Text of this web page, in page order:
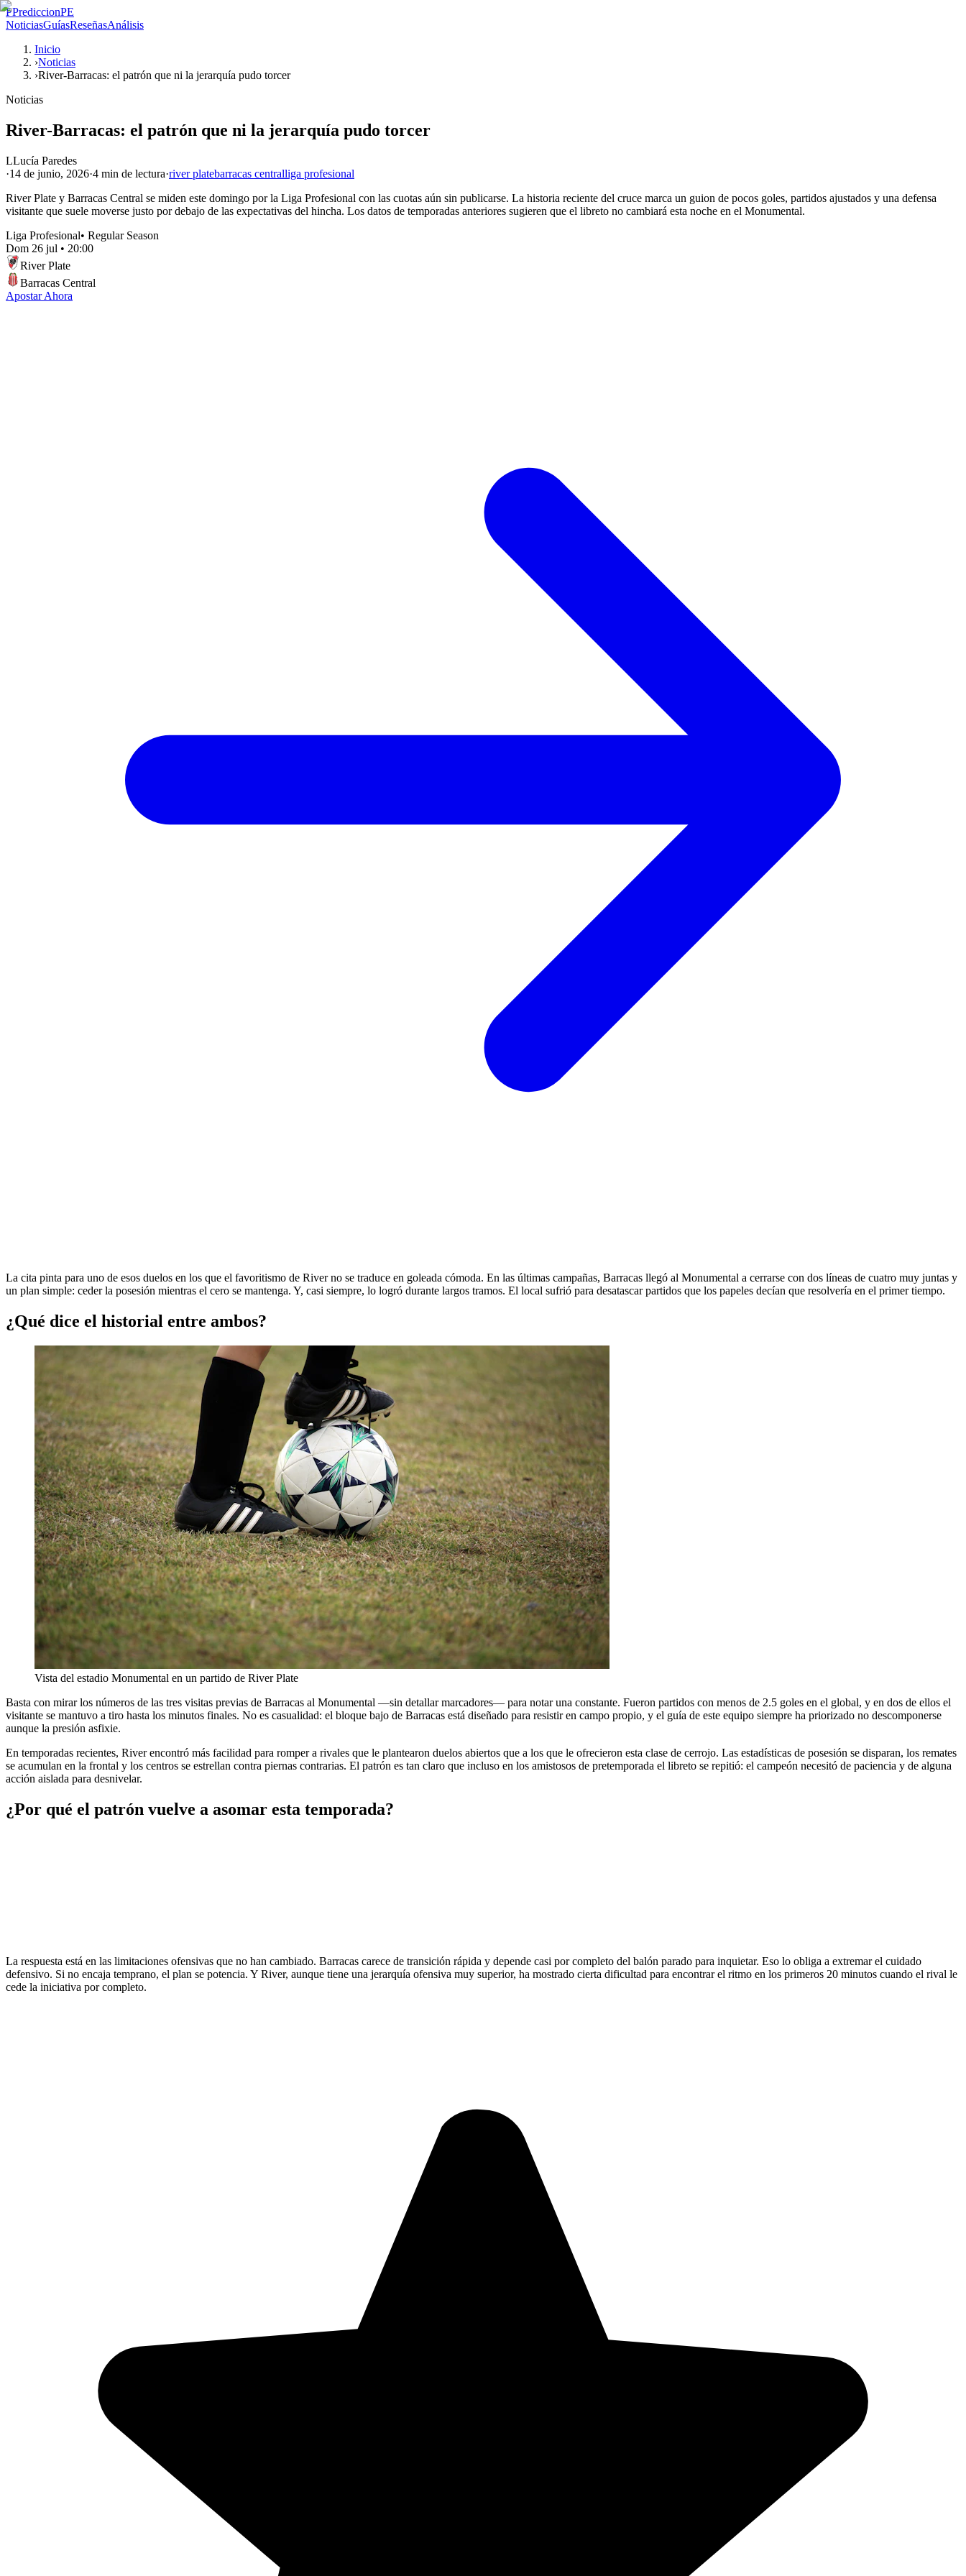
PPrediccionPE
NoticiasGuíasReseñasAnálisis
Inicio
›Noticias
›River-Barracas: el patrón que ni la jerarquía pudo torcer
Noticias
River-Barracas: el patrón que ni la jerarquía pudo torcer
LLucía Paredes
·14 de junio, 2026·4 min de lectura·river platebarracas centralliga profesional
River Plate y Barracas Central se miden este domingo por la Liga Profesional con las cuotas aún sin publicarse. La historia reciente del cruce marca un guion de pocos goles, partidos ajustados y una defensa
visitante que suele moverse justo por debajo de las expectativas del hincha. Los datos de temporadas anteriores sugieren que el libreto no cambiará esta noche en el Monumental.
Liga Profesional• Regular Season
Dom 26 jul • 20:00
River Plate
Barracas Central
Apostar Ahora
La cita pinta para uno de esos duelos en los que el favoritismo de River no se traduce en goleada cómoda. En las últimas campañas, Barracas llegó al Monumental a cerrarse con dos líneas de cuatro muy juntas y
un plan simple: ceder la posesión mientras el cero se mantenga. Y, casi siempre, lo logró durante largos tramos. El local sufrió para desatascar partidos que los papeles decían que resolvería en el primer tiempo.
¿Qué dice el historial entre ambos?
Vista del estadio Monumental en un partido de River Plate
Basta con mirar los números de las tres visitas previas de Barracas al Monumental —sin detallar marcadores— para notar una constante. Fueron partidos con menos de 2.5 goles en el global, y en dos de ellos el
visitante se mantuvo a tiro hasta los minutos finales. No es casualidad: el bloque bajo de Barracas está diseñado para resistir en campo propio, y el guía de este equipo siempre ha priorizado no descomponerse
aunque la presión asfixie.
En temporadas recientes, River encontró más facilidad para romper a rivales que le plantearon duelos abiertos que a los que le ofrecieron esta clase de cerrojo. Las estadísticas de posesión se disparan, los remates
se acumulan en la frontal y los centros se estrellan contra piernas contrarias. El patrón es tan claro que incluso en los amistosos de pretemporada el libreto se repitió: el campeón necesitó de paciencia y de alguna
acción aislada para desnivelar.
¿Por qué el patrón vuelve a asomar esta temporada?
La respuesta está en las limitaciones ofensivas que no han cambiado. Barracas carece de transición rápida y depende casi por completo del balón parado para inquietar. Eso lo obliga a extremar el cuidado
defensivo. Si no encaja temprano, el plan se potencia. Y River, aunque tiene una jerarquía ofensiva muy superior, ha mostrado cierta dificultad para encontrar el ritmo en los primeros 20 minutos cuando el rival le
cede la iniciativa por completo.